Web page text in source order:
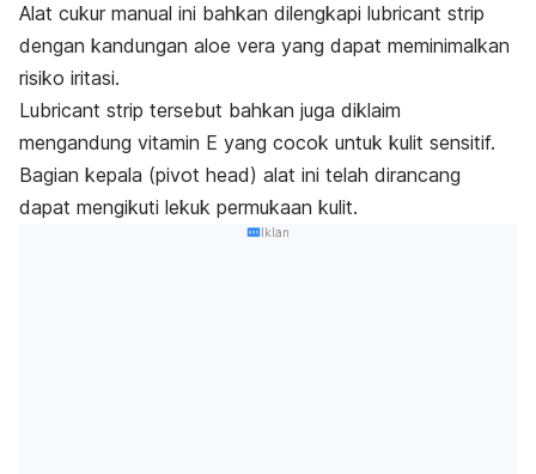
Alat cukur manual ini bahkan dilengkapi lubricant strip
dengan kandungan aloe vera yang dapat meminimalkan
risiko iritasi.
Lubricant strip tersebut bahkan juga diklaim
mengandung vitamin E yang cocok untuk kulit sensitif.
Bagian kepala (pivot head) alat ini telah dirancang
dapat mengikuti lekuk permukaan kulit.
Iklan